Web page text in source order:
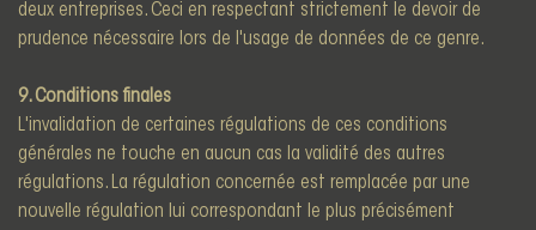
deux entreprises. Ceci en respectant strictement le devoir de
prudence nécessaire lors de l'usage de données de ce genre.
9. Conditions finales
L'invalidation de certaines régulations de ces conditions
générales ne touche en aucun cas la validité des autres
régulations. La régulation concernée est remplacée par une
nouvelle régulation lui correspondant le plus précisément